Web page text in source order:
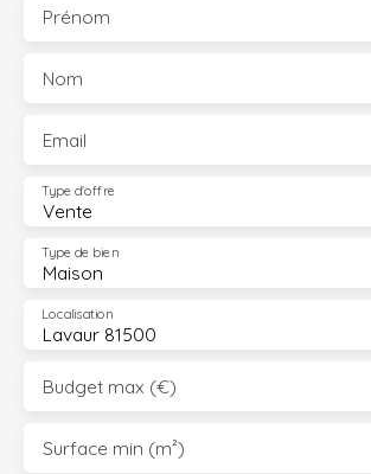
Prénom
Nom
Email
Vente
Type d'offre
Maison
Type de bien
Lavaur 81500
Localisation
Budget max (€)
Surface min (m²)